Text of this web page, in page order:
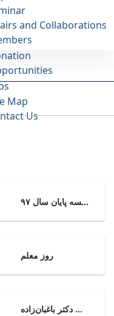
and Collaborations
Map
Us
جلسه پایان سال ۹۷
روز معلم
سخنرانی دکتر باغبان‌زاده